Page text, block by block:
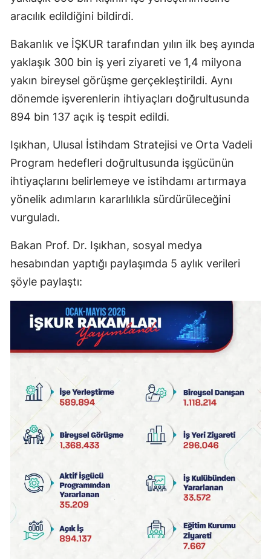
aracılık edildiğini bildirdi.
Bakanlık ve İŞKUR tarafından yılın ilk beş ayında
yaklaşık 300 bin iş yeri ziyareti ve 1,4 milyona
yakın bireysel görüşme gerçekleştirildi. Aynı
dönemde işverenlerin ihtiyaçları doğrultusunda
894 bin 137 açık iş tespit edildi.
Işıkhan, Ulusal İstihdam Stratejisi ve Orta Vadeli
Program hedefleri doğrultusunda işgücünün
ihtiyaçlarını belirlemeye ve istihdamı artırmaya
yönelik adımların kararlılıkla sürdürüleceğini
vurguladı.
Bakan Prof. Dr. Işıkhan, sosyal medya
hesabından yaptığı paylaşımda 5 aylık verileri
şöyle paylaştı: